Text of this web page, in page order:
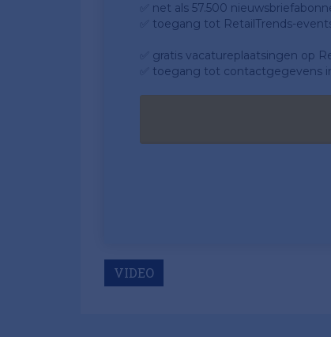
✅ net als 57.500
✅ toegang tot RetailTrends-
✅ gratis vacatureplaatsingen op
✅ toegang tot contactgegevens
VIDEO